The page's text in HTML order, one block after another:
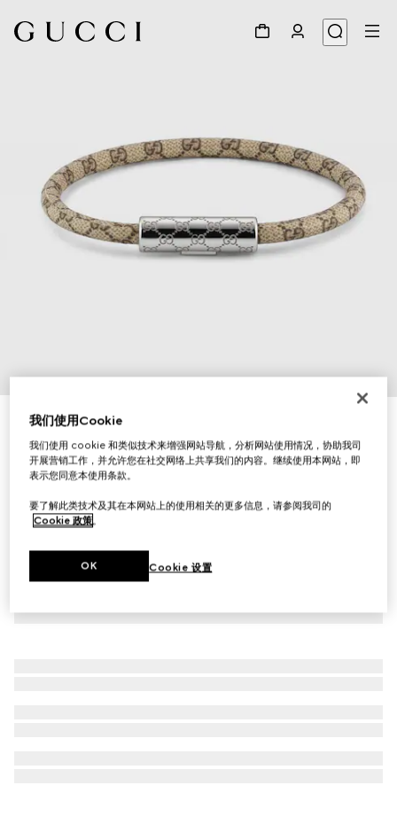
饰GG细节手链
€ 220
我们使用Cookie
我们使用 cookie 和类似技术来增强网站导航，分析网站使用情况，协助我司
开展营销工作，并允许您在社交网络上共享我们的内容。继续使用本网站，即
表示您同意本使用条款。
要了解此类技术及其在本网站上的使用相关的更多信息，请参阅我司的
Cookie 政策。
Cookie 设置
OK